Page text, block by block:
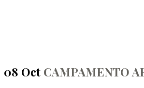
08 Oct CAMPAMENTO